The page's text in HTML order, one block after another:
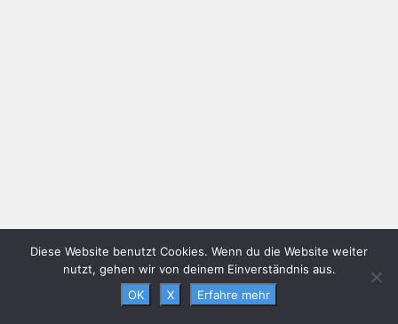
Diese Website benutzt Cookies. Wenn du die Website weiter
nutzt, gehen wir von deinem Einverständnis aus.
OK
X Erfahre mehr